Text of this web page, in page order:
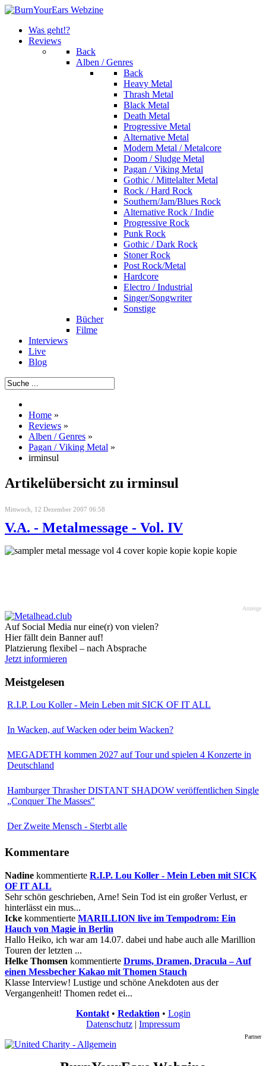
Was geht!?
Reviews
Back
Alben / Genres
Back
Heavy Metal
Thrash Metal
Black Metal
Death Metal
Progressive Metal
Alternative Metal
Modern Metal / Metalcore
Doom / Sludge Metal
Pagan / Viking Metal
Gothic / Mittelalter Metal
Rock / Hard Rock
Southern/Jam/Blues Rock
Alternative Rock / Indie
Progressive Rock
Punk Rock
Gothic / Dark Rock
Stoner Rock
Post Rock/Metal
Hardcore
Electro / Industrial
Singer/Songwriter
Sonstige
Bücher
Filme
Interviews
Live
Blog
Home »
Reviews »
Alben / Genres »
Pagan / Viking Metal »
irminsul
Artikelübersicht zu irminsul
Mittwoch, 12 Dezember 2007 06:58
V.A. - Metalmessage - Vol. IV
Anzeige
Auf Social Media nur eine(r) von vielen?
Hier fällt dein Banner auf!
Platzierung flexibel – nach Absprache
Jetzt informieren
Meistgelesen
R.I.P. Lou Koller - Mein Leben mit SICK OF IT ALL
In Wacken, auf Wacken oder beim Wacken?
MEGADETH kommen 2027 auf Tour und spielen 4 Konzerte in
Deutschland
Hamburger Thrasher DISTANT SHADOW veröffentlichen Single
„Conquer The Masses"
Der Zweite Mensch - Sterbt alle
Kommentare
Nadine kommentierte R.I.P. Lou Koller - Mein Leben mit SICK
OF IT ALL
Sehr schön geschrieben, Arne! Sein Tod ist ein großer Verlust, er
hinterlässt ein mus...
Icke kommentierte MARILLION live im Tempodrom: Ein
Hauch von Magie in Berlin
Hallo Heiko, ich war am 14.07. dabei und habe auch alle Marillion
Touren der letzten ...
Helke Thomsen kommentierte Drums, Dramen, Dracula – Auf
einen Messbecher Kakao mit Thomen Stauch
Klasse Interview! Lustige und schöne Anekdoten aus der
Vergangenheit! Thomen redet ei...
Kontakt• Redaktion • Login
Datenschutz | Impressum
Partner